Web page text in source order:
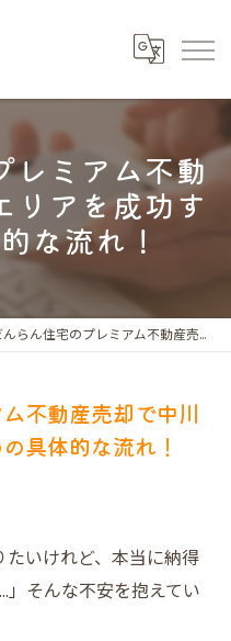
レミアム不動
リアを成功す
な流れ！
ん住宅のプレミアム不動産売却で中川東エリアを成功するための具体的な流れ！
不動産売却で中川
具体的な流れ！
たいけれど、本当に納得
そんな不安を抱えてい